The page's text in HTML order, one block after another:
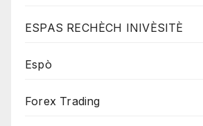
ESPAS RECHÈCH INIVÈSITÈ
Espò
Forex Trading